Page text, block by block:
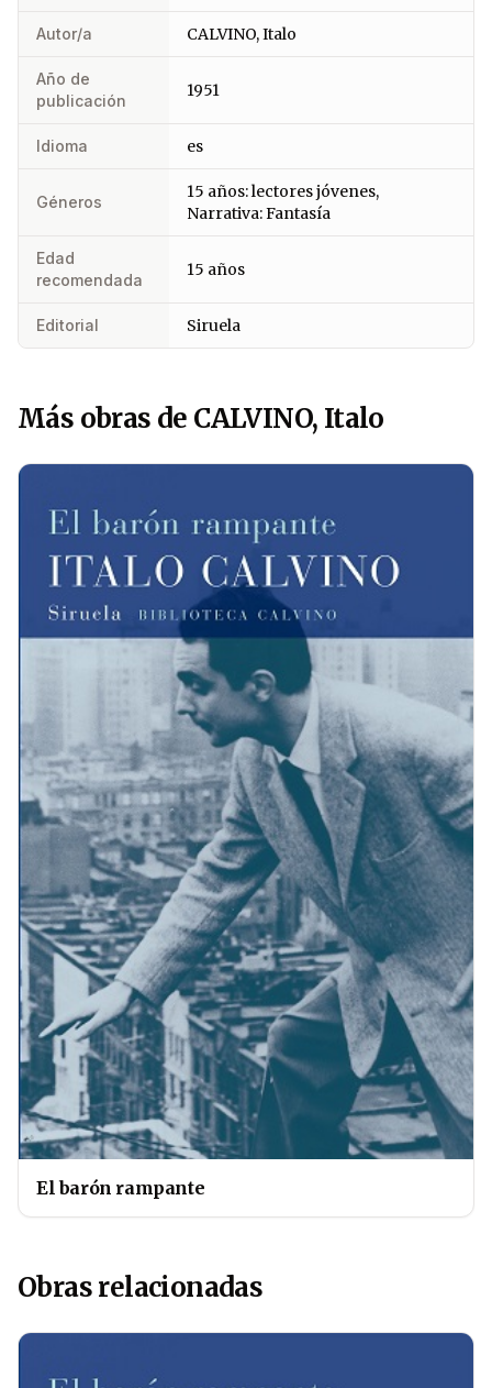
Autor/a CALVINO, Italo
Año de
publicación
1951
Idioma es
Géneros
15 años: lectores jóvenes,
Narrativa: Fantasía
Edad
recomendada
15 años
Editorial Siruela
Más obras de CALVINO, Italo
El barón rampante
Obras relacionadas